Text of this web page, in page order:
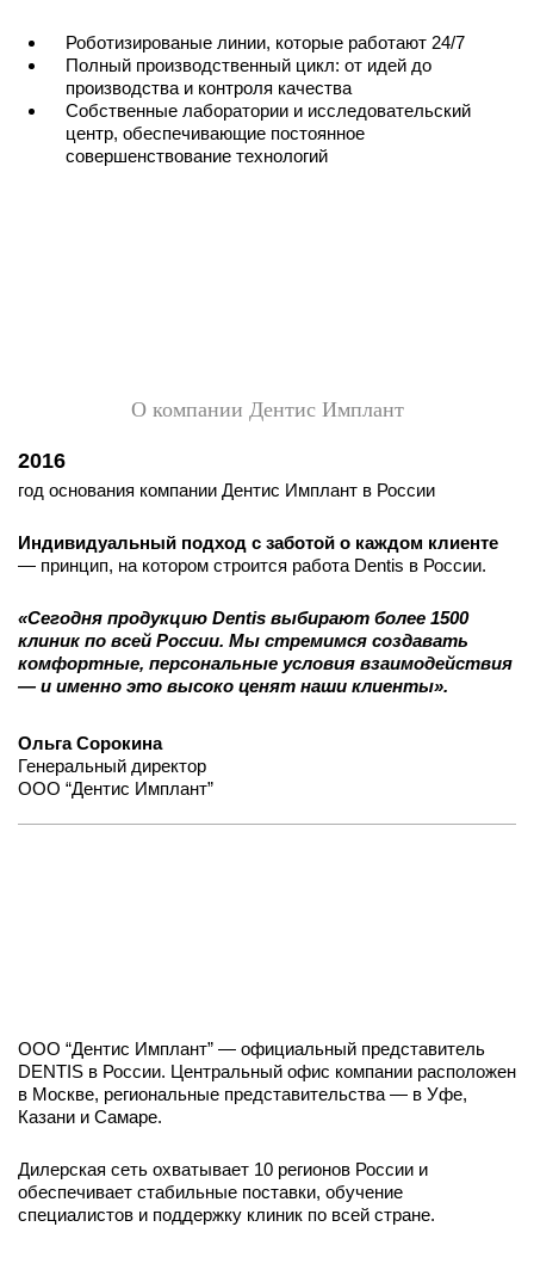
Роботизированые линии, которые работают 24/7
Полный производственный цикл: от идей до
производства и контроля качества
Собственные лаборатории и исследовательский
центр, обеспечивающие постоянное
совершенствование технологий
О компании Дентис Имплант
2016
год основания компании Дентис Имплант в России
Индивидуальный подход с заботой о каждом клиенте
— принцип, на котором строится работа Dentis в России.
«Сегодня продукцию Dentis выбирают более 1500
клиник по всей России. Мы стремимся создавать
комфортные, персональные условия взаимодействия
— и именно это высоко ценят наши клиенты».
Ольга Сорокина
Генеральный директор
ООО “Дентис Имплант”
ООО “Дентис Имплант” — официальный представитель
DENTIS в России. Центральный офис компании расположен
в Москве, региональные представительства — в Уфе,
Казани и Самаре.
Дилерская сеть охватывает 10 регионов России и
обеспечивает стабильные поставки, обучение
специалистов и поддержку клиник по всей стране.